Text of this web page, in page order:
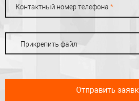
Контактный номер телефона *
Прикрепить файл
Отправить